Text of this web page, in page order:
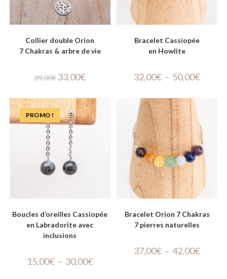
Collier double Orion
7 Chakras & arbre de vie
39,00€ 33,00€
Bracelet Cassiopée
en Howlite
32,00€ – 50,00€
PROMO !
Boucles d’oreilles Cassiopée
en Labradorite avec
inclusions
15,00€ – 30,00€
Bracelet Orion 7 Chakras
7 pierres naturelles
37,00€ – 42,00€